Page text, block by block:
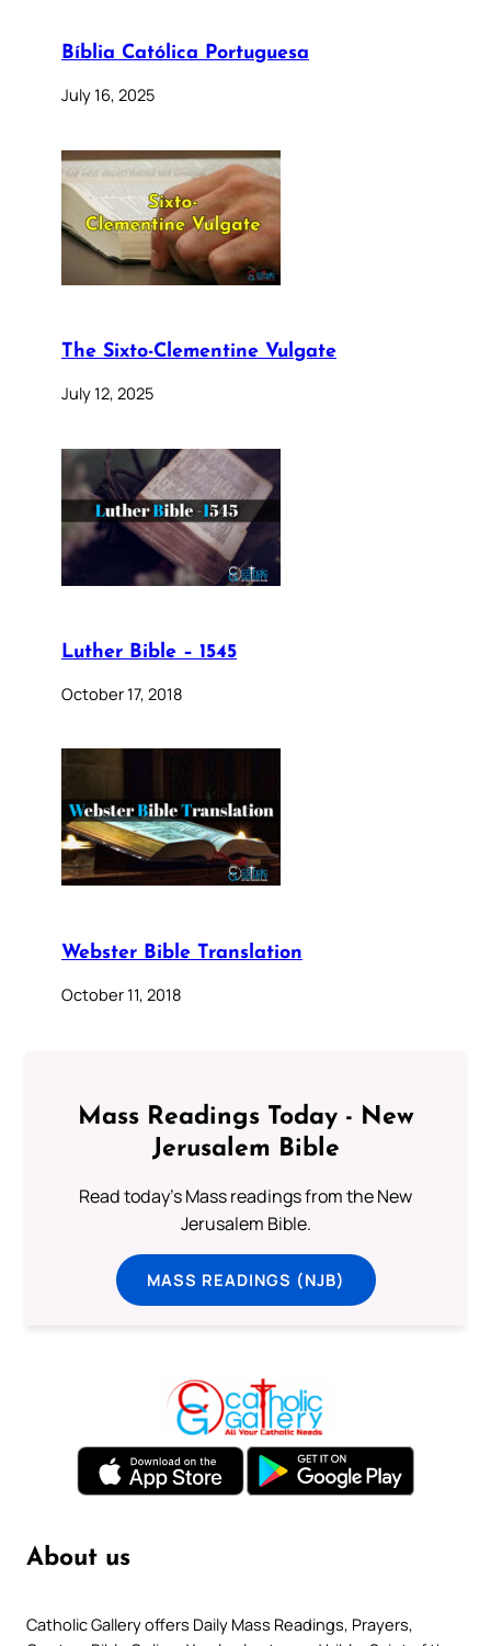
Bíblia Católica Portuguesa
July 16, 2025
The Sixto-Clementine Vulgate
July 12, 2025
Luther Bible – 1545
October 17, 2018
Webster Bible Translation
October 11, 2018
Mass Readings Today - New
Jerusalem Bible
Read today's Mass readings from the New
Jerusalem Bible.
MASS READINGS (NJB)
About us
Catholic Gallery offers Daily Mass Readings, Prayers,